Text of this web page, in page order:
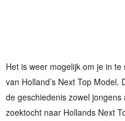
Het is weer mogelijk om je in
van Holland’s Next Top
de geschiedenis zowel
zoektocht naar Hollands Next